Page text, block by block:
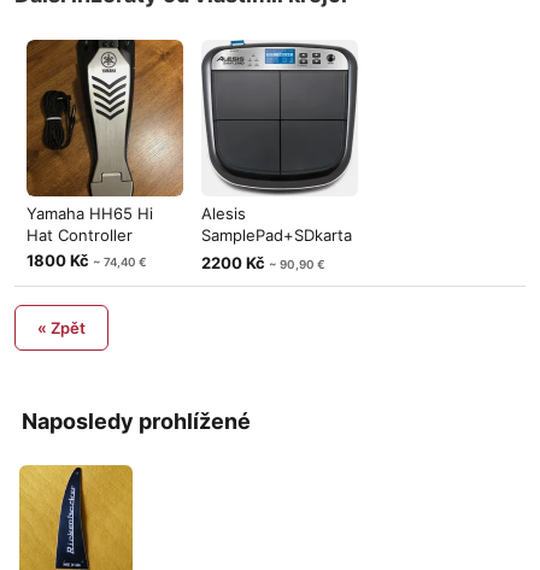
Naposledy prohlížené
Yamaha HH65 Hi
Hat Controller
1800 Kč ~ 74,40 €
Alesis
SamplePad+SDkarta
s samply
2200 Kč ~ 90,90 €
« Zpět